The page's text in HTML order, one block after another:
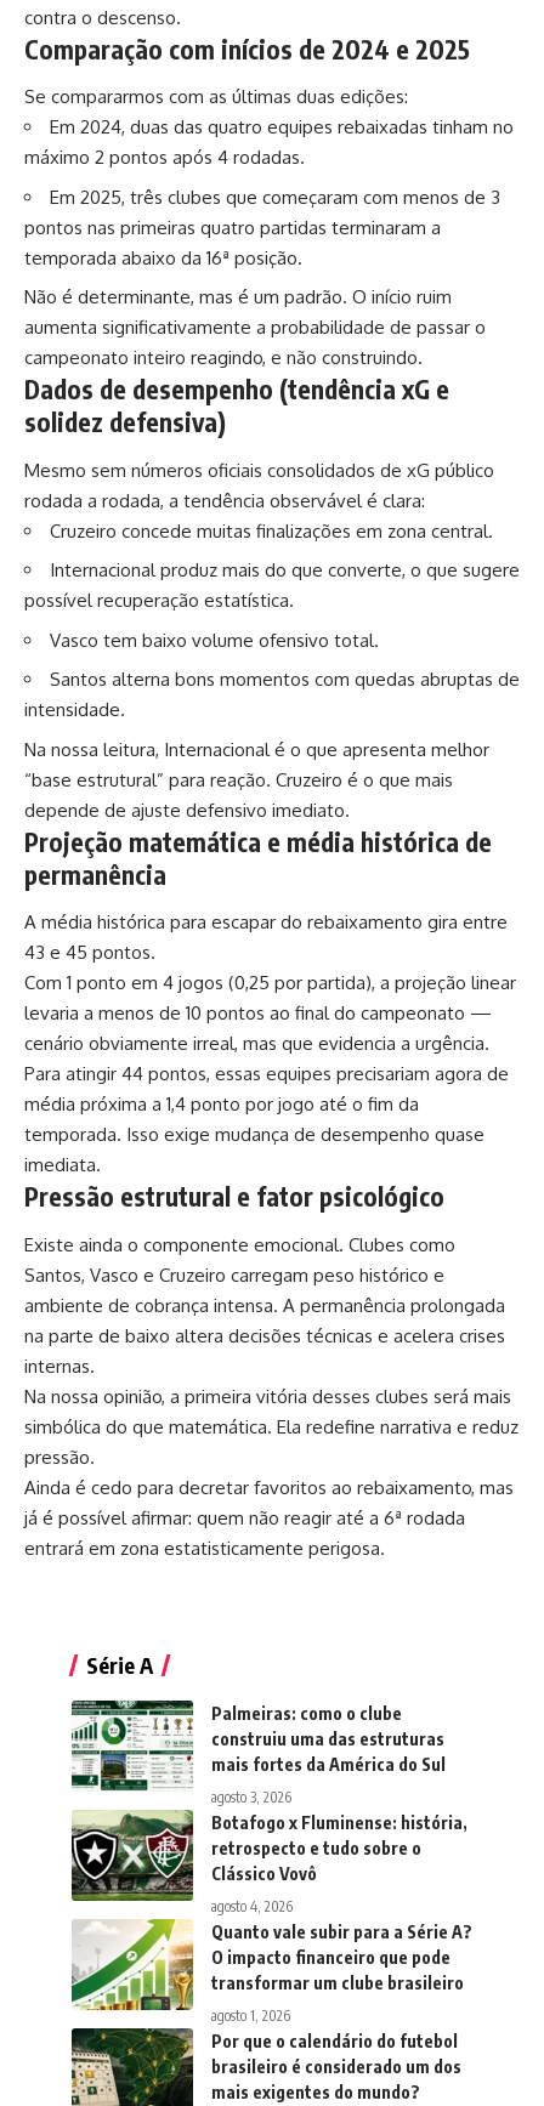
contra o descenso.
Comparação com inícios de 2024 e 2025
Se compararmos com as últimas duas edições:
Em 2024, duas das quatro equipes rebaixadas tinham no
máximo 2 pontos após 4 rodadas.
Em 2025, três clubes que começaram com menos de 3
pontos nas primeiras quatro partidas terminaram a
temporada abaixo da 16ª posição.
Não é determinante, mas é um padrão. O início ruim
aumenta significativamente a probabilidade de passar o
campeonato inteiro reagindo, e não construindo.
Dados de desempenho (tendência xG e
solidez defensiva)
Mesmo sem números oficiais consolidados de xG público
rodada a rodada, a tendência observável é clara:
Cruzeiro concede muitas finalizações em zona central.
Internacional produz mais do que converte, o que sugere
possível recuperação estatística.
Vasco tem baixo volume ofensivo total.
Santos alterna bons momentos com quedas abruptas de
intensidade.
Na nossa leitura, Internacional é o que apresenta melhor
“base estrutural” para reação. Cruzeiro é o que mais
depende de ajuste defensivo imediato.
Projeção matemática e média histórica de
permanência
A média histórica para escapar do rebaixamento gira entre
43 e 45 pontos.
Com 1 ponto em 4 jogos (0,25 por partida), a projeção linear
levaria a menos de 10 pontos ao final do campeonato —
cenário obviamente irreal, mas que evidencia a urgência.
Para atingir 44 pontos, essas equipes precisariam agora de
média próxima a 1,4 ponto por jogo até o fim da
temporada. Isso exige mudança de desempenho quase
imediata.
Pressão estrutural e fator psicológico
Existe ainda o componente emocional. Clubes como
Santos, Vasco e Cruzeiro carregam peso histórico e
ambiente de cobrança intensa. A permanência prolongada
na parte de baixo altera decisões técnicas e acelera crises
internas.
Na nossa opinião, a primeira vitória desses clubes será mais
simbólica do que matemática. Ela redefine narrativa e reduz
pressão.
Ainda é cedo para decretar favoritos ao rebaixamento, mas
já é possível afirmar: quem não reagir até a 6ª rodada
entrará em zona estatisticamente perigosa.
Série A
Palmeiras: como o clube
construiu uma das estruturas
mais fortes da América do Sul
agosto 3, 2026
Botafogo x Fluminense: história,
retrospecto e tudo sobre o
Clássico Vovô
agosto 4, 2026
Quanto vale subir para a Série A?
O impacto financeiro que pode
transformar um clube brasileiro
agosto 1, 2026
Por que o calendário do futebol
brasileiro é considerado um dos
mais exigentes do mundo?